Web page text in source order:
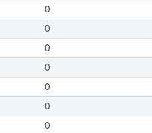
0
0
0
0
0
0
0